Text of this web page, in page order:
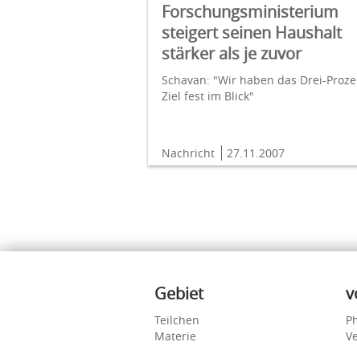
Forschungsministerium
steigert seinen Haushalt
stärker als je zuvor
Schavan: "Wir haben das Drei-
Ziel fest im Blick"
Nachricht 27.11.2007
Inhalte
Gebiet
Teilchen
Materie